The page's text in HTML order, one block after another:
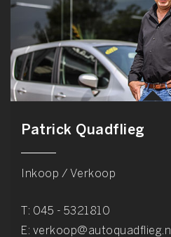
Patrick Quadflieg
Inkoop / Verkoop
T: 045 - 5321810
E: verkoop@autoquadflieg.nl